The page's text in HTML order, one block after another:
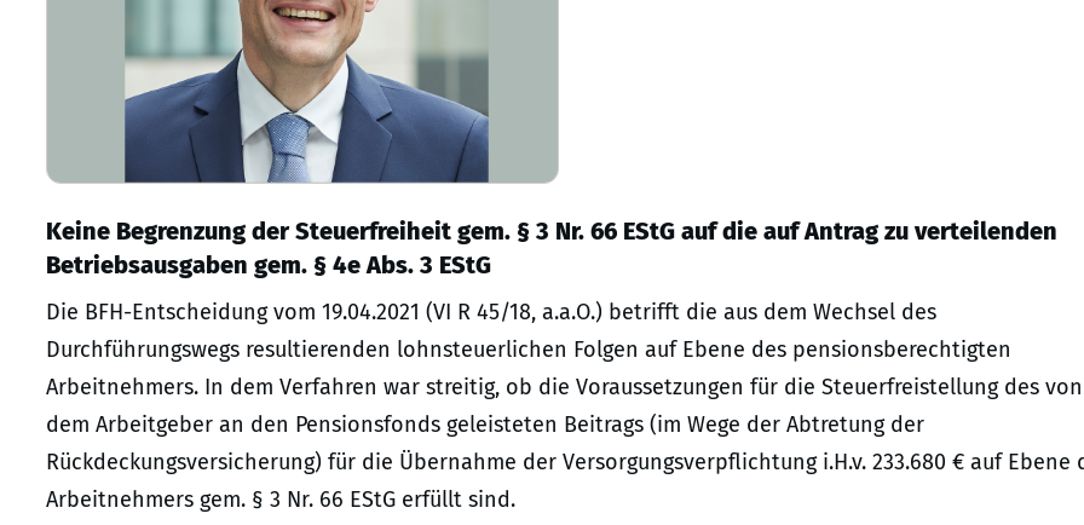
Keine Begrenzung der Steuerfreiheit gem. § 3 Nr. 66 EStG auf die auf Antrag zu verteilenden
Betriebsausgaben gem. § 4e Abs. 3 EStG
Die BFH-Entscheidung vom 19.04.2021 (VI R 45/18, a.a.O.) betrifft die aus dem Wechsel des
Durchführungswegs resultierenden lohnsteuerlichen Folgen auf Ebene des pensionsberechtigten
Arbeitnehmers. In dem Verfahren war streitig, ob die Voraussetzungen für die Steuerfreistellung des von
dem Arbeitgeber an den Pensionsfonds geleisteten Beitrags (im Wege der Abtretung der
Rückdeckungsversicherung) für die Übernahme der Versorgungsverpflichtung i.H.v. 233.680 € auf Ebene
Arbeitnehmers gem. § 3 Nr. 66 EStG erfüllt sind.